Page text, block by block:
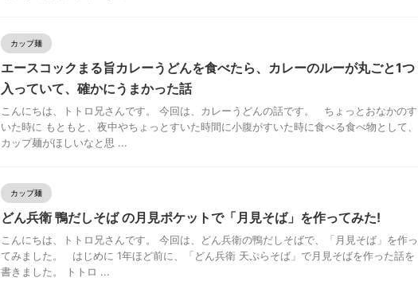
カップ麺
エースコックまる旨カレーうどんを食べたら、カレーのルーが丸ごと1つ
入っていて、確かにうまかった話
こんにちは、トトロ兄さんです。 今回は、カレーうどんの話です。 ちょっとおなかのす
いた時に もともと、夜中やちょっとすいた時間に小腹がすいた時に食べる食べ物として、
カップ麺がほしいなと思 ...
カップ麺
どん兵衛 鴨だしそば の月見ポケットで「月見そば」を作ってみた!
こんにちは、トトロ兄さんです。 今回は、どん兵衛の鴨だしそばで、「月見そば」を作っ
てみました。 はじめに 1年ほど前に、「どん兵衛 天ぷらそば」で月見そばを作った話を
書きました。 トトロ ...